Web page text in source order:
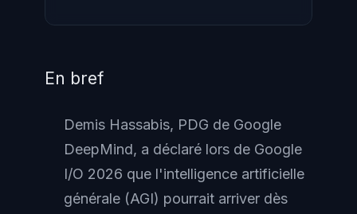
En bref
Demis Hassabis, PDG de Google
DeepMind, a déclaré lors de Google
I/O 2026 que l'intelligence artificielle
générale (AGI) pourrait arriver dès